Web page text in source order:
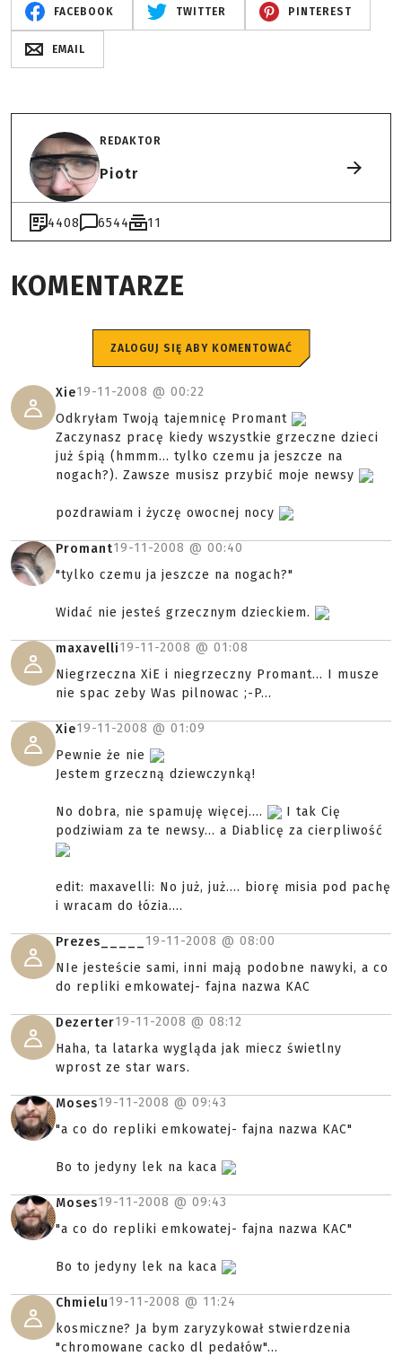
FACEBOOK TWITTER PINTEREST
EMAIL
REDAKTOR
Piotr
4408 6544 11
KOMENTARZE
ZALOGUJ SIĘ ABY KOMENTOWAĆ
Xie19-11-2008 @ 00:22
Odkryłam Twoją tajemnicę Promant
Zaczynasz pracę kiedy wszystkie grzeczne dzieci
już śpią (hmmm... tylko czemu ja jeszcze na
nogach?). Zawsze musisz przybić moje newsy
pozdrawiam i życzę owocnej nocy
Promant19-11-2008 @ 00:40
"tylko czemu ja jeszcze na nogach?"
Widać nie jesteś grzecznym dzieckiem.
maxavelli19-11-2008 @ 01:08
Niegrzeczna XiE i niegrzeczny Promant... I musze
nie spac zeby Was pilnowac ;-P...
Xie19-11-2008 @ 01:09
Pewnie że nie
Jestem grzeczną dziewczynką!
No dobra, nie spamuję więcej....
I tak Cię
podziwiam za te newsy... a Diablicę za cierpliwość
edit: maxavelli: No już, już.... biorę misia pod pachę
i wracam do łózia....
Prezes_____ 19-11-2008 @ 08:00
NIe jesteście sami, inni mają podobne nawyki, a co
do repliki emkowatej- fajna nazwa KAC
Dezerter19-11-2008 @ 08:12
Haha, ta latarka wygląda jak miecz świetlny
wprost ze star wars.
Moses19-11-2008 @ 09:43
"a co do repliki emkowatej- fajna nazwa KAC"
Bo to jedyny lek na kaca
Moses19-11-2008 @ 09:43
"a co do repliki emkowatej- fajna nazwa KAC"
Bo to jedyny lek na kaca
Chmielu19-11-2008 @ 11:24
kosmiczne? Ja bym zaryzykował stwierdzenia
"chromowane cacko dl pedałów"...